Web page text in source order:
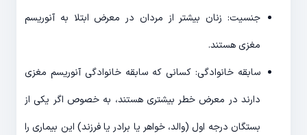
جنسیت: زنان بیشتر از مردان در معرض ابتلا به آنوریسم
مغزی هستند.
سابقه خانوادگی: کسانی که سابقه خانوادگی آنوریسم مغزی
دارند در معرض خطر بیشتری هستند، به خصوص اگر یکی از
بستگان درجه اول (والد، خواهر یا برادر یا فرزند) این بیماری را